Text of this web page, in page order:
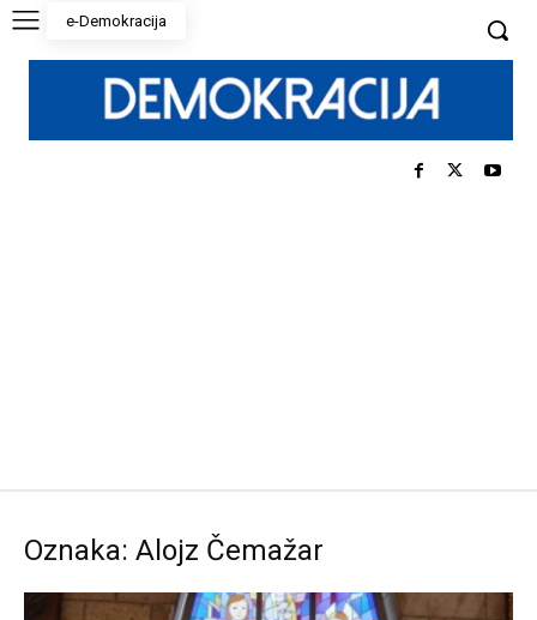
e-Demokracija
Oznaka: Alojz Čemažar